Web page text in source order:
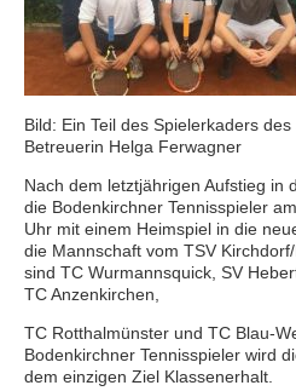
Bild: Ein Teil des Spielerkaders
Betreuerin Helga Ferwagner
Nach dem letztjährigen Aufstieg in
die Bodenkirchner Tennisspieler
Uhr mit einem Heimspiel in die
die Mannschaft vom TSV
sind TC Wurmannsquick, SV
TC Anzenkirchen,
TC Rotthalmünster und TC Blau-
Bodenkirchner Tennisspieler wird
dem einzigen Ziel Klassenerhalt.